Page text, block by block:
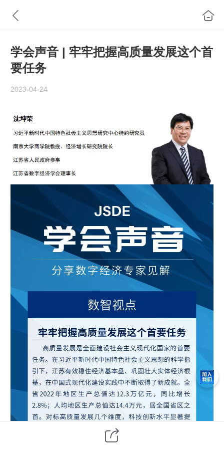
学会声音 | 牢牢把握高质量发展这个首
要任务
2023-04-24